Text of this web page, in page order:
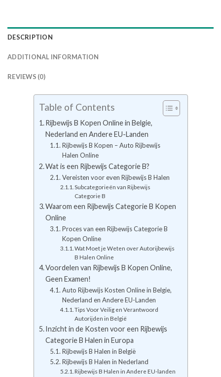
DESCRIPTION
ADDITIONAL INFORMATION
REVIEWS (0)
Table of Contents
Rijbewijs B Kopen Online in Belgie,
Nederland en Andere EU-Landen
Rijbewijs B Kopen – Auto Rijbewijs
Halen Online
Wat is een Rijbewijs Categorie B?
Vereisten voor even Rijbewijs B Halen
Subcategorieën van Rijbewijs
Categorie B
Waarom een Rijbewijs Categorie B Kopen
Online
Proces van een Rijbewijs Categorie B
Kopen Online
Wat Moet je Weten over Autorijbewijs
B Halen Online
Voordelen van Rijbewijs B Kopen Online,
Geen Examen!
Auto Rijbewijs Kosten Online in Belgie,
Nederland en Andere EU-Landen
Tips Voor Veilig en Verantwoord
Autorijden in België
Inzicht in de Kosten voor een Rijbewijs
Categorie B Halen in Europa
Rijbewijs B Halen in België
Rijbewijs B Halen in Nederland
Rijbewijs B Halen in Andere EU-landen